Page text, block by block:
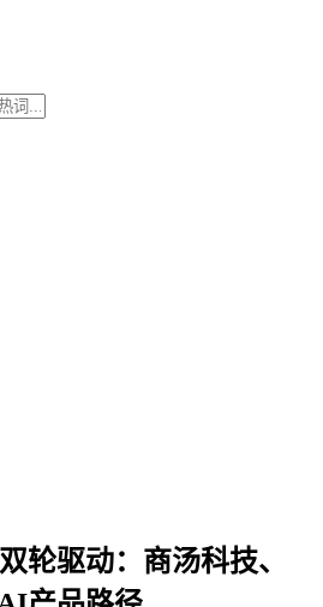
轮驱动：商汤科技、